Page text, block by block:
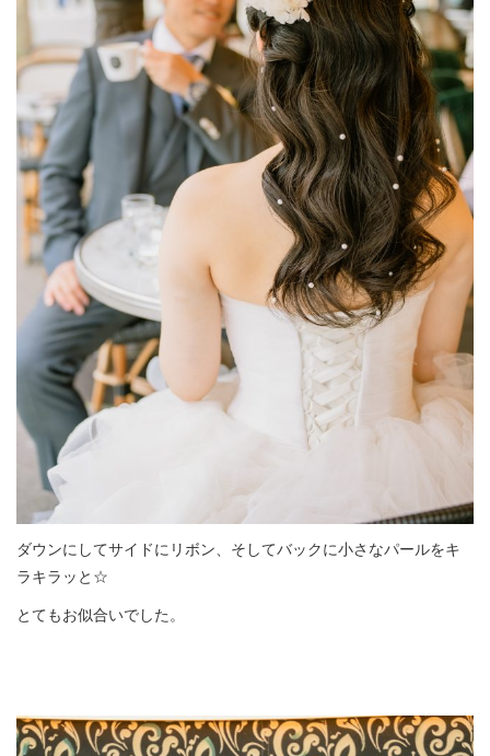
ダウンにしてサイドにリボン、そしてバックに小さなパールをキ
ラキラッと☆
とてもお似合いでした。